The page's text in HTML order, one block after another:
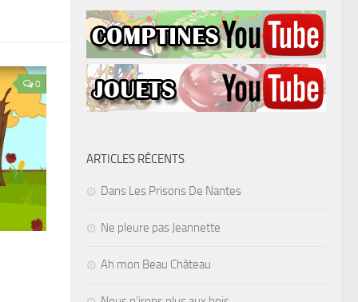
0
ARTICLES RÉCENTS
Dans Les Prisons De Nantes
Ne pleure pas Jeannette
Ah mon Beau Château